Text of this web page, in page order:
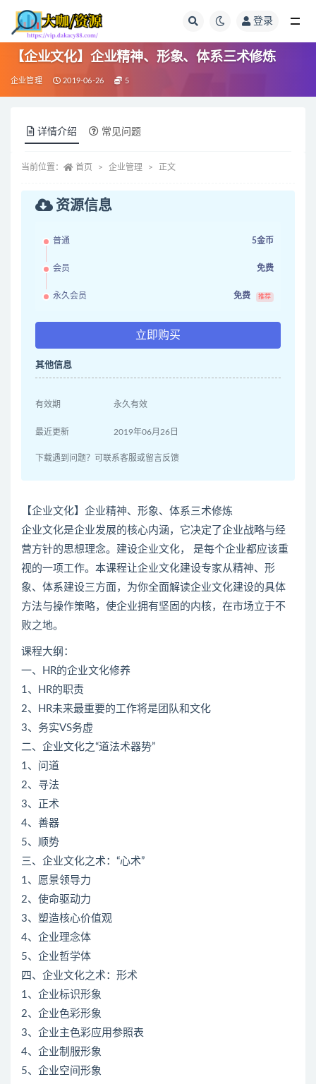
登录
【企业文化】企业精神、形象、体系三术修炼
企业管理 2019-06-26 5
详情介绍 常见问题
当前位置： 首页 企业管理 正文
资源信息
普通 5金币
会员 免费
永久会员 免费 推荐
立即购买
其他信息
有效期 永久有效
最近更新 2019年06月26日
下载遇到问题？可联系客服或留言反馈
【企业文化】企业精神、形象、体系三术修炼
企业文化是企业发展的核心内涵，它决定了企业战略与经
营方针的思想理念。建设企业文化， 是每个企业都应该重
视的一项工作。本课程让企业文化建设专家从精神、形
象、体系建设三方面，为你全面解读企业文化建设的具体
方法与操作策略，使企业拥有坚固的内核，在市场立于不
败之地。
课程大纲：
一、HR的企业文化修养
1、HR的职责
2、HR未来最重要的工作将是团队和文化
3、务实VS务虚
二、企业文化之“道法术器势”
1、问道
2、寻法
3、正术
4、善器
5、顺势
三、企业文化之术：“心术”
1、愿景领导力
2、使命驱动力
3、塑造核心价值观
4、企业理念体
5、企业哲学体
四、企业文化之术：形术
1、企业标识形象
2、企业色彩形象
3、企业主色彩应用参照表
4、企业制服形象
5、企业空间形象
全部